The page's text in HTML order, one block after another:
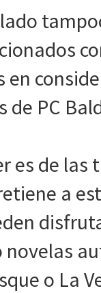
en
de PC
es de las
a
novelas
o La